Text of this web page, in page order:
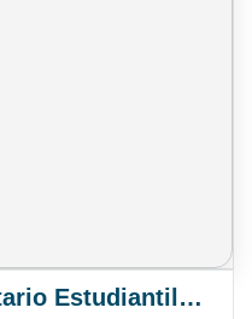
Seguro Social Universitario Estudiantil SSUE